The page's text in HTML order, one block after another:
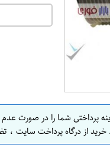
پرداختی شما را در صورت
از درگاه پرداخت سایت ،